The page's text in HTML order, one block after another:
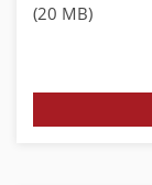
(20 MB)